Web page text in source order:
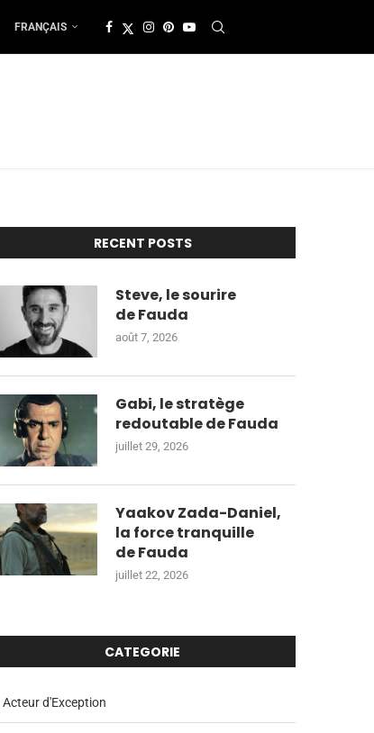
FRANÇAIS
RECENT POSTS
Steve, le sourire
de Fauda
août 7, 2026
Gabi, le stratège
redoutable de Fauda
juillet 29, 2026
Yaakov Zada-Daniel,
la force tranquille
de Fauda
juillet 22, 2026
CATEGORIE
Acteur d'Exception